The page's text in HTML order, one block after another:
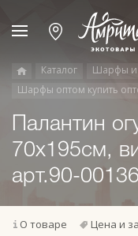
Каталог
Шарфы и
Шарфы оптом купить
Палантин
70х195см,
арт.90-
О товаре Цена и